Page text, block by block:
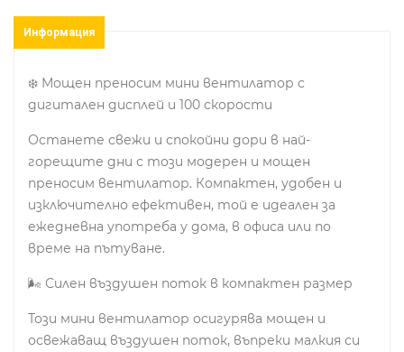
Информация
❄️ Мощен преносим мини вентилатор с
дигитален дисплей и 100 скорости
Останете свежи и спокойни дори в най-
горещите дни с този модерен и мощен
преносим вентилатор. Компактен, удобен и
изключително ефективен, той е идеален за
ежедневна употреба у дома, в офиса или по
време на пътуване.
🌬 Силен въздушен поток в компактен размер
Този мини вентилатор осигурява мощен и
освежаващ въздушен поток, въпреки малкия си